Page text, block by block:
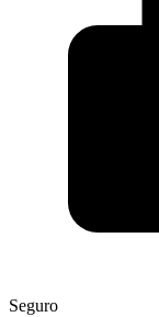
Seguro